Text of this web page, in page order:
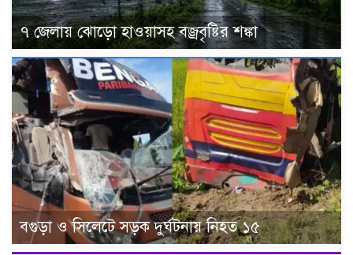
৭ জেলায় ঝোড়ো হাওয়াসহ বজ্রবৃষ্টির শঙ্কা
বগুড়া ও সিলেটে সড়ক দুর্ঘটনায় নিহত ১৫